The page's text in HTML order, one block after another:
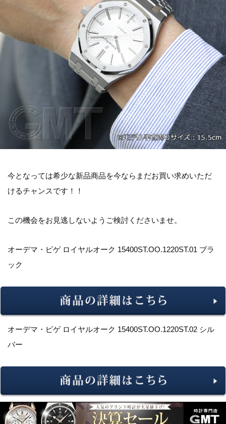
今となっては希少な新品商品を今ならまだお買い求めいただ
けるチャンスです！！
この機会をお見逃しないようご検討くださいませ。
オーデマ・ピゲ ロイヤルオーク 15400ST.OO.1220ST.01 ブラ
ック
オーデマ・ピゲ ロイヤルオーク 15400ST.OO.1220ST.02 シル
バー